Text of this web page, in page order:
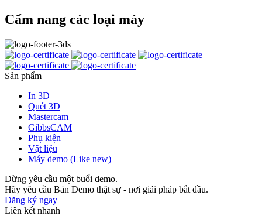
Cẩm nang các loại máy
Sản phẩm
In 3D
Quét 3D
Mastercam
GibbsCAM
Phụ kiện
Vật liệu
Máy demo (Like new)
Đừng yêu cầu một buổi demo.
Hãy yêu cầu Bản Demo thật sự - nơi giải pháp bắt đầu.
Đăng ký ngay
Liên kết nhanh